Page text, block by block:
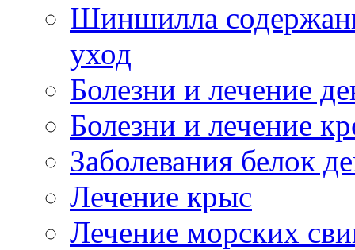
Шиншилла
уход
Болезни и лечение
Болезни и лечение
Заболевания белок
Лечение крыс
Лечение морских